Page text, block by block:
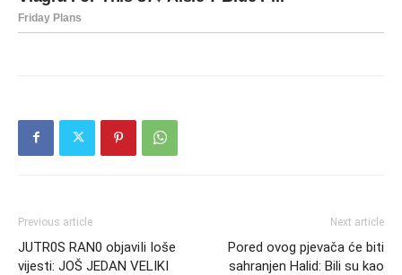
Previous article
JUTR0S RAN0 objaviIi Ioše
vijesti: JOŠ JEDAN VELIKI
Next article
Pored ovog pjevača će biti
sahranjen Halid: Bili su kao